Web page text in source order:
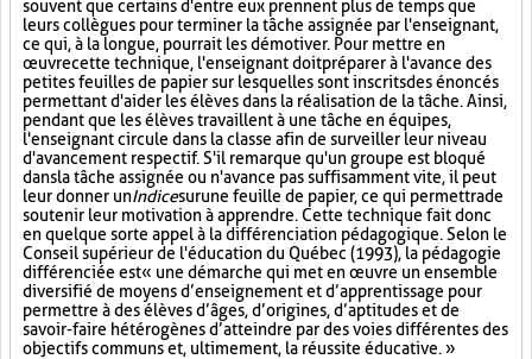
souvent que certains d'entre eux prennent plus de temps que
leurs collègues pour terminer la tâche assignée par l'enseignant,
ce qui, à la longue, pourrait les démotiver. Pour mettre en
œuvre cette technique, l'enseignant doit préparer à l'avance des
petites feuilles de papier sur lesquelles sont inscrits des énoncés
permettant d'aider les élèves dans la réalisation de la tâche. Ainsi,
pendant que les élèves travaillent à une tâche en équipes,
l'enseignant circule dans la classe afin de surveiller leur niveau
d'avancement respectif. S'il remarque qu'un groupe est bloqué
dans la tâche assignée ou n'avance pas suffisamment vite, il peut
leur donner unIndicesurune feuille de papier, ce qui permettra de
soutenir leur motivation à apprendre. Cette technique fait donc
en quelque sorte appel à la différenciation pédagogique. Selon le
Conseil supérieur de l'éducation du Québec (1993), la pédagogie
différenciée est « une démarche qui met en œuvre un ensemble
diversifié de moyens d’enseignement et d’apprentissage pour
permettre à des élèves d’âges, d’origines, d’aptitudes et de
savoir-faire hétérogènes d’atteindre par des voies différentes des
objectifs communs et, ultimement, la réussite éducative. »